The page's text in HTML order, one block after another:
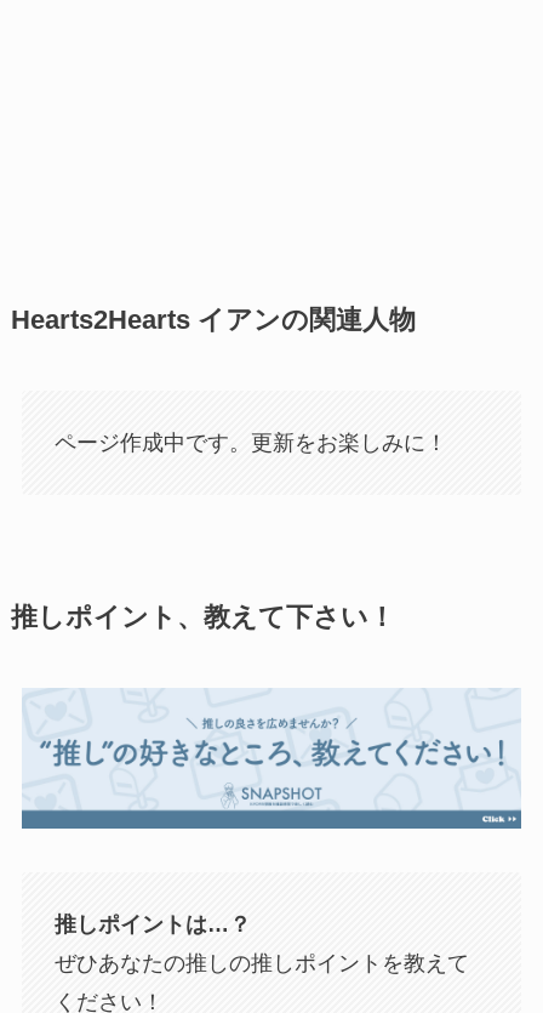
Hearts2Hearts イアンの関連人物
ページ作成中です。更新をお楽しみに！
推しポイント、教えて下さい！
推しポイントは…？
ぜひあなたの推しの推しポイントを教えて
ください！